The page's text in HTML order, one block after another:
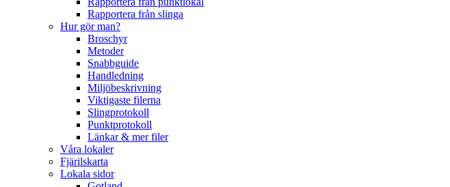
Rapportera från slinga
Hur gör man?
Broschyr
Metoder
Snabbguide
Handledning
Miljöbeskrivning
Viktigaste filerna
Slingprotokoll
Punktprotokoll
Länkar & mer filer
Våra lokaler
Fjärilskarta
Lokala sidor